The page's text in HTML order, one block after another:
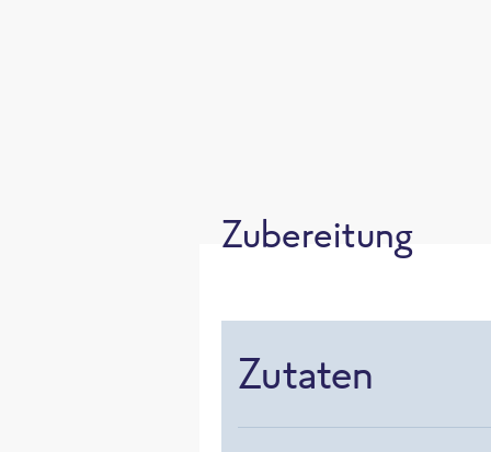
Zubereitung
Zutaten